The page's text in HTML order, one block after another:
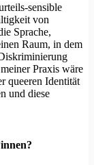
sensible
von
Sprache,
Raum, in dem
Praxis wäre
queeren Identität
und diese